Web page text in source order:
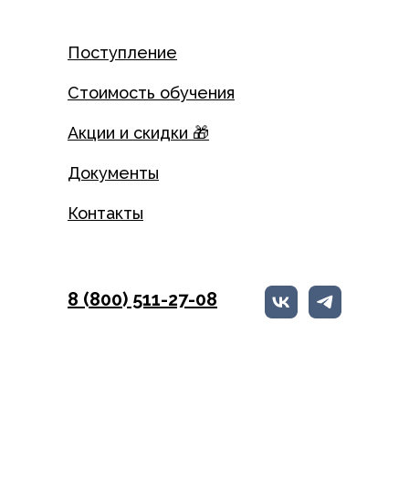
Поступление
Стоимость обучения
Контакты
Акции и скидки 🎁
Документы
8 (800) 511-27-08